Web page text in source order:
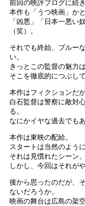
前回の映評ブログに続
本作も「うつ映画」か
「凶悪」「日本一悪い
（笑）。
それでも終始、ブルー
い。
きっとこの監督の魅力
そこを徹底的につぶし
本作はフィクションだ
白石監督は警察に敵対
る。
なにかイヤな過去でも
本作は東映の配給。
スタートは当然のよう
それは見慣れたシーン。
しかし、今回はそれが
後から思ったのだが、
ないだろうか。
映画の舞台は広島の架空